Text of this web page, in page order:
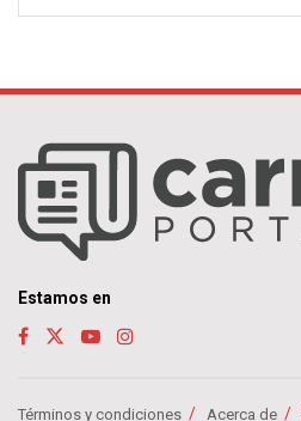
Estamos en
Términos y condiciones Acerca de